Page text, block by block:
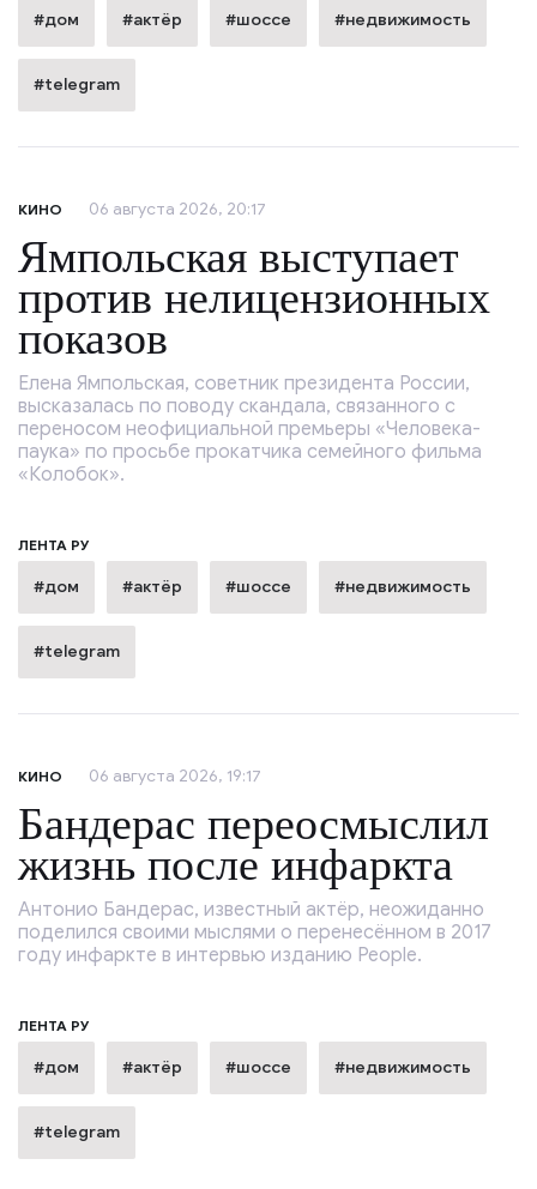
#дом #актёр #шоссе #недвижимость
#telegram
КИНО 06 августа 2026, 20:17
Ямпольская выступает
против нелицензионных
показов
Елена Ямпольская, советник президента России,
высказалась по поводу скандала, связанного с
переносом неофициальной премьеры «Человека-
паука» по просьбе прокатчика семейного фильма
«Колобок».
ЛЕНТА РУ
#дом #актёр #шоссе #недвижимость
#telegram
КИНО 06 августа 2026, 19:17
Бандерас переосмыслил
жизнь после инфаркта
Антонио Бандерас, известный актёр, неожиданно
поделился своими мыслями о перенесённом в 2017
году инфаркте в интервью изданию People.
ЛЕНТА РУ
#дом #актёр #шоссе #недвижимость
#telegram